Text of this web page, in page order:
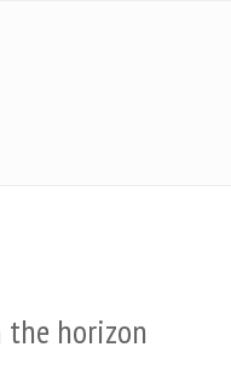
the horizon